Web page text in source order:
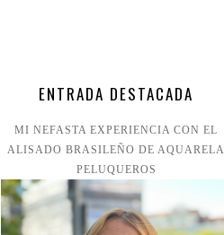
ENTRADA DESTACADA
MI NEFASTA EXPERIENCIA CON EL
ALISADO BRASILEÑO DE AQUARELA
PELUQUEROS